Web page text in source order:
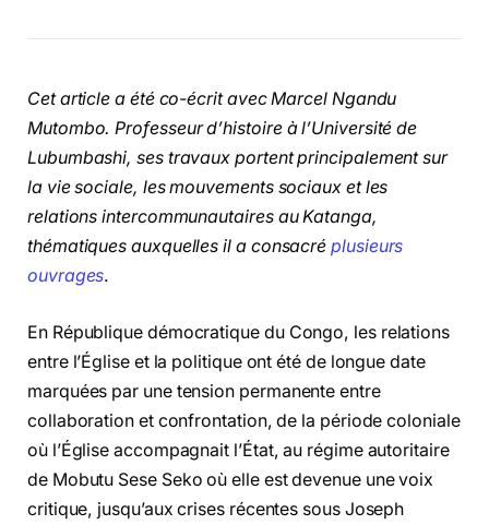
Cet article a été co-écrit avec Marcel Ngandu
Mutombo. Professeur d’histoire à l’Université de
Lubumbashi, ses travaux portent principalement sur
la vie sociale, les mouvements sociaux et les
relations intercommunautaires au Katanga,
thématiques auxquelles il a consacréplusieurs
ouvrages.
En République démocratique du Congo, les relations
entre l’Église et la politique ont été de longue date
marquées par une tension permanente entre
collaboration et confrontation, de la période coloniale
où l’Église accompagnait l’État, au régime autoritaire
de Mobutu Sese Seko où elle est devenue une voix
critique, jusqu’aux crises récentes sous Joseph